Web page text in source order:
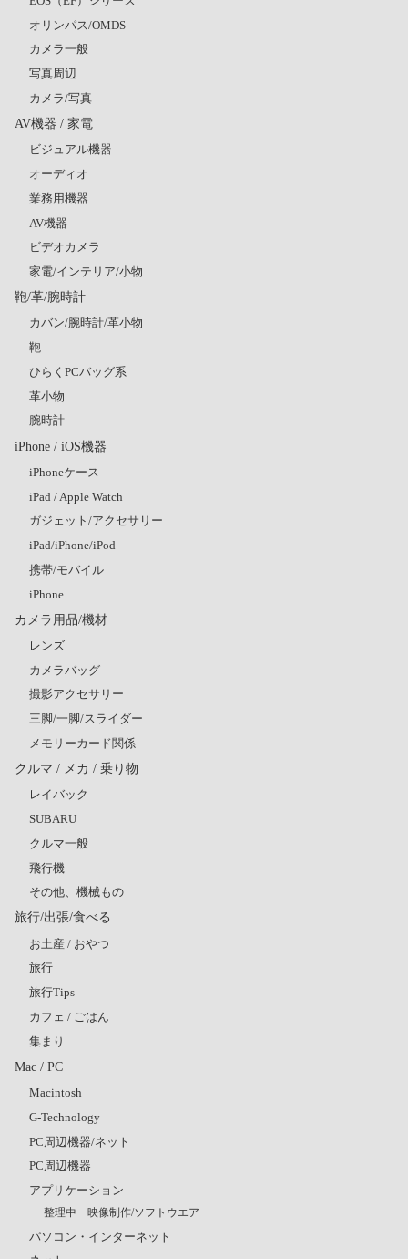
オリンパス/OMDS
カメラ一般
写真周辺
カメラ/写真
AV機器 / 家電
ビジュアル機器
オーディオ
業務用機器
AV機器
ビデオカメラ
家電/インテリア/小物
鞄/革/腕時計
カバン/腕時計/革小物
鞄
ひらくPCバッグ系
革小物
腕時計
iPhone / iOS機器
iPhoneケース
iPad / Apple Watch
ガジェット/アクセサリー
iPad/iPhone/iPod
携帯/モバイル
iPhone
カメラ用品/機材
レンズ
カメラバッグ
撮影アクセサリー
三脚/一脚/スライダー
メモリーカード関係
クルマ / メカ / 乗り物
レイバック
SUBARU
クルマ一般
飛行機
その他、機械もの
旅行/出張/食べる
お土産 / おやつ
旅行
旅行Tips
カフェ / ごはん
集まり
Mac / PC
Macintosh
G-Technology
PC周辺機器/ネット
PC周辺機器
アプリケーション
整理中 映像制作/ソフトウエア
パソコン・インターネット